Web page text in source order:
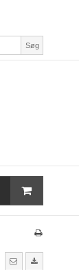
Søg